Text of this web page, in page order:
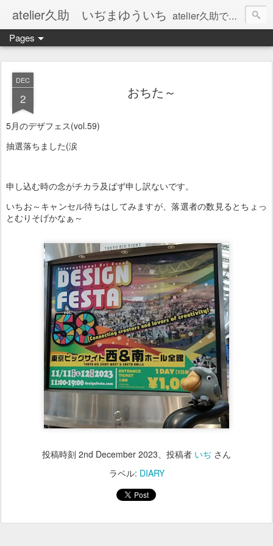
atelier久助 いぢまゆういち atelier久助では土と火から暖かなモノたちを生み出しています。 ご覧になられた方が和んで頂ければ幸いです。
Pages
DEC
2 おちた～
5月のデザフェス(vol.59)
抽選落ちました(涙
申し込む時の念がチカラ及ばず申し訳ないです。
いちお～キャンセル待ちはしてみますが、落選者の数見るとちょっ
とむりそげかなぁ～
投稿時刻 2nd December 2023、投稿者 いぢ さん
ラベル: DIARY